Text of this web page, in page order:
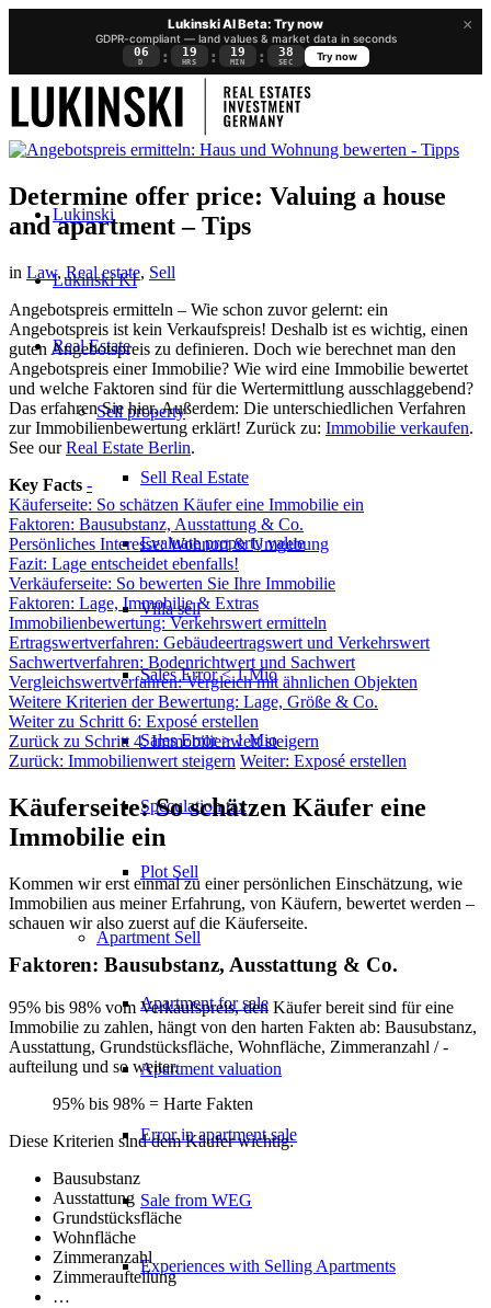
×
Lukinski AI Beta: Try now
GDPR-compliant — land values & market data in seconds
06
D : 19
HRS : 19
MIN : 38
SEC
Try now
Lukinski
Lukinski KI
Real Estate
Sell property
Sell Real Estate
Evaluate property value
Villa sell
Sales Error < 1 Mio
Sales Error > 1 Mio
Speculation tax
Plot Sell
Apartment Sell
Apartment for sale
Apartment valuation
Error in apartment sale
Sale from WEG
Experiences with Selling Apartments
Determine offer price: Valuing a house
and apartment – Tips
in Law, Real estate, Sell
Angebotspreis ermitteln – Wie schon zuvor gelernt: ein
Angebotspreis ist kein Verkaufspreis! Deshalb ist es wichtig, einen
guten Angebotspreis zu definieren. Doch wie berechnet man den
Angebotspreis einer Immobilie? Wie wird eine Immobilie bewertet
und welche Faktoren sind für die Wertermittlung ausschlaggebend?
Das erfahren Sie hier. Außerdem: Die unterschiedlichen Verfahren
zur Immobilienbewertung erklärt! Zurück zu: Immobilie verkaufen.
See ourReal Estate Berlin.
Key Facts -
Käuferseite: So schätzen Käufer eine Immobilie ein
Faktoren: Bausubstanz, Ausstattung & Co.
Persönliches Interesse: Wohnort & Umgebung
Fazit: Lage entscheidet ebenfalls!
Verkäuferseite: So bewerten Sie Ihre Immobilie
Faktoren: Lage, Immobilie & Extras
Immobilienbewertung: Verkehrswert ermitteln
Ertragswertverfahren: Gebäudeertragswert und Verkehrswert
Sachwertverfahren: Bodenrichtwert und Sachwert
Vergleichswertverfahren: Vergleich mit ähnlichen Objekten
Weitere Kriterien der Bewertung: Lage, Größe & Co.
Weiter zu Schritt 6: Exposé erstellen
Zurück zu Schritt 4: Immobilienwert steigern
Zurück: Immobilienwert steigern Weiter: Exposé erstellen
Käuferseite: So schätzen Käufer eine
Immobilie ein
Kommen wir erst einmal zu einer persönlichen Einschätzung, wie
Immobilien aus meiner Erfahrung, von Käufern, bewertet werden –
schauen wir also zuerst auf die Käuferseite.
Faktoren: Bausubstanz, Ausstattung & Co.
95% bis 98% vom Verkaufspreis, den Käufer bereit sind für eine
Immobilie zu zahlen, hängt von den harten Fakten ab: Bausubstanz,
Ausstattung, Grundstücksfläche, Wohnfläche, Zimmeranzahl / -
aufteilung und so weiter.
95% bis 98% = Harte Fakten
Diese Kriterien sind dem Käufer wichtig:
Bausubstanz
Ausstattung
Grundstücksfläche
Wohnfläche
Zimmeranzahl
Zimmeraufteilung
…